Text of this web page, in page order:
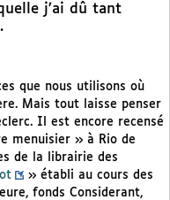
j’ai dû tant
.
que nous utilisons où
Mais tout laisse penser
Il est encore recensé
menuisier » à Rio de
de la librairie des
» établi au cours des
fonds Considerant,